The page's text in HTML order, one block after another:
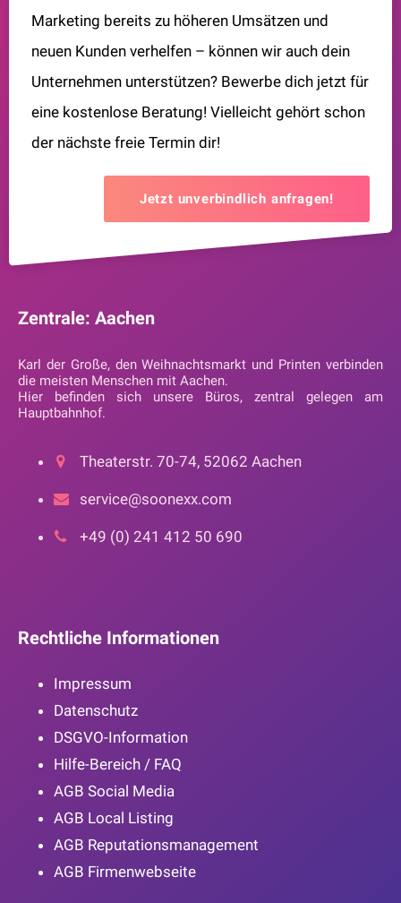
Marketing bereits zu höheren Umsätzen und
neuen Kunden verhelfen – können wir auch dein
Unternehmen unterstützen? Bewerbe dich jetzt für
eine kostenlose Beratung! Vielleicht gehört schon
der nächste freie Termin dir!
Jetzt unverbindlich anfragen!
Zentrale: Aachen
Karl der Große, den Weihnachtsmarkt und Printen verbinden
die meisten Menschen mit Aachen.
Hier befinden sich unsere Büros, zentral gelegen am
Hauptbahnhof.
Theaterstr. 70-74, 52062 Aachen
service@soonexx.com
+49 (0) 241 412 50 690
Rechtliche Informationen
Impressum
Datenschutz
DSGVO-Information
Hilfe-Bereich / FAQ
AGB Social Media
AGB Local Listing
AGB Reputationsmanagement
AGB Firmenwebseite